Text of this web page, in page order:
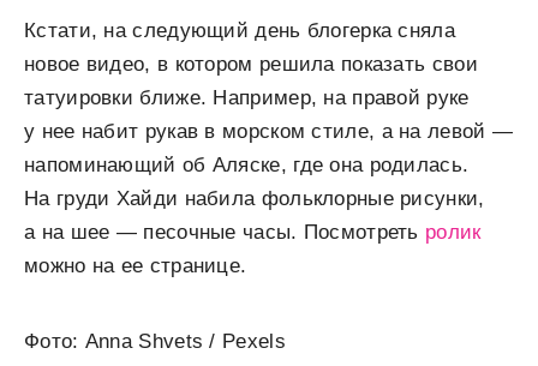
Кстати, на следующий день блогерка сняла
новое видео, в котором решила показать свои
татуировки ближе. Например, на правой руке
у нее набит рукав в морском стиле, а на левой —
напоминающий об Аляске, где она родилась.
На груди Хайди набила фольклорные рисунки,
а на шее — песочные часы. Посмотреть ролик
можно на ее странице.
Фото: Anna Shvets / Pexels